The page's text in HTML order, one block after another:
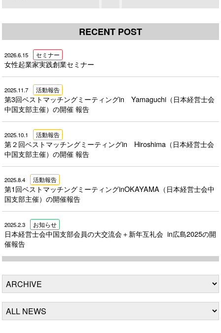
RECENT POST
2026.6.15 セミナー
女性起業家実践創業セミナー
2025.11.7 活動報告
第3回ベストマッチングミーティングin Yamaguchi（日本経営士会
中国支部主催）の開催 報告
2025.10.1 活動報告
第２回ベストマッチングミーティングin Hiroshima（日本経営士会
中国支部主催）の開催 報告
2025.8.4 活動報告
第1回ベストマッチングミーティングinOKAYAMA（日本経営士会中
国支部主催）の開催報告
2025.2.3 お知らせ
日本経営士会中国支部会員の大交流会＋新年互礼会 in広島2025の開
催報告